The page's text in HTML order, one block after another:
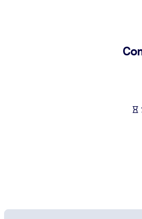
Fuel your AI systems with reliable,